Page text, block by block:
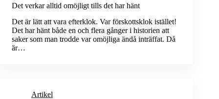
Det verkar alltid omöjligt tills det har hänt
Det är lätt att vara efterklok. Var förskottsklok istället!
Det har hänt både en och flera gånger i historien att
saker som man trodde var omöjliga ändå inträffat. Då
är…
Artikel